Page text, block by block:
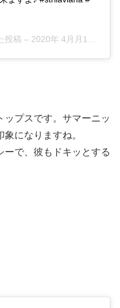
投稿 – 2020年 4月月10日午後8時10分PDT
ップスです。サマーニッ
になりますね。
ーで、彼もドキッとする